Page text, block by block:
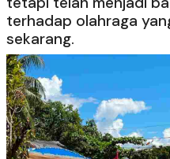
terhadap olahraga
sekarang.